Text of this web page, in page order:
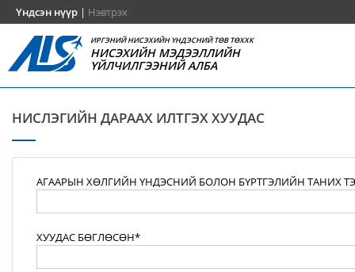
Үндсэн нүүр | Нэвтрэх
ИРГЭНИЙ НИСЭХИЙН ҮНДЭСНИЙ ТӨВ ТӨХХК
НИСЭХИЙН МЭДЭЭЛЛИЙН
ҮЙЛЧИЛГЭЭНИЙ АЛБА
НИСЛЭГИЙН ДАРААХ ИЛТГЭХ ХУУДАС
АГААРЫН ХӨЛГИЙН ҮНДЭСНИЙ БОЛОН БҮРТГЭЛИЙН ТАНИХ
ХУУДАС БӨГЛӨСӨН*